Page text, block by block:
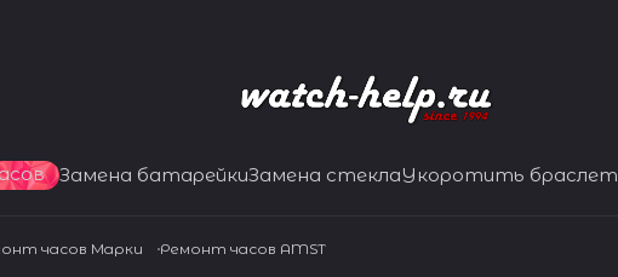
Замена батарейкиЗамена стеклаУкоротить браслет
часов Марки Ремонт часов AMST